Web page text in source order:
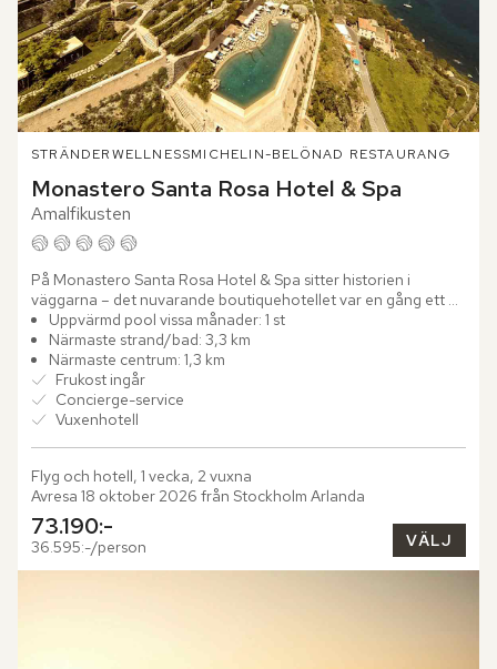
STRÄNDERWELLNESSMICHELIN-BELÖNAD RESTAURANG
Monastero Santa Rosa Hotel & Spa
Amalfikusten
På Monastero Santa Rosa Hotel & Spa sitter historien i
väggarna – det nuvarande boutiquehotellet var en gång ett
vackert 1600-talskloster. Stenvalv, tunga träportar och svala...
Uppvärmd pool vissa månader: 1 st
Närmaste strand/bad: 3,3 km
Närmaste centrum: 1,3 km
Frukost ingår
Concierge-service
Vuxenhotell
Flyg och hotell, 1 vecka, 2 vuxna
Avresa 18 oktober 2026 från Stockholm Arlanda
73.190:-
36.595:-/person VÄLJ